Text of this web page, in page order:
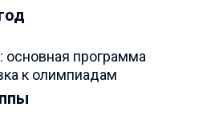
основная программа
к олимпиадам